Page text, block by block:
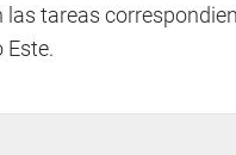
tareas
Este.